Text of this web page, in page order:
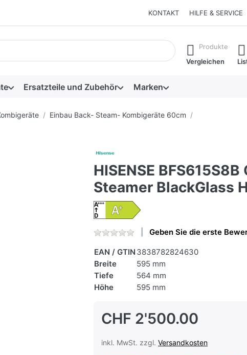
KONTAKT HILFE & SERVICE
Während Sie tippen, erscheinen automatisch erste Ergebnisse.
Produkte
Vergleichen
Ersatzteile und Zubehör Marken
Einbau Back- Steam- Kombigeräte 60cm
HISENSE BFS615S8B
Steamer BlackGlass
Geben Sie die erste
EAN / GTIN 3838782824630
Breite
595 mm
Tiefe
564 mm
Höhe
595 mm
CHF 2'500.00
inkl. MwSt. zzgl. Versandkosten